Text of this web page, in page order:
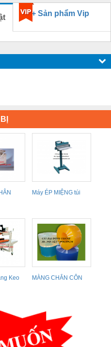
+ Sản phẩm Vip
Máy ÉP MIỆNG túi
Keo
MÀNG CHẮN CÔN